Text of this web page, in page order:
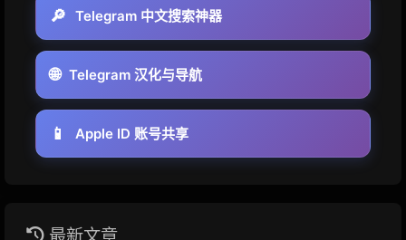
🔎 Telegram 中文搜索神器
🌐 Telegram 汉化与导航
📱 Apple ID 账号共享